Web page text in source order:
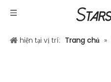
hiện tại vị trí: Trang chủ »